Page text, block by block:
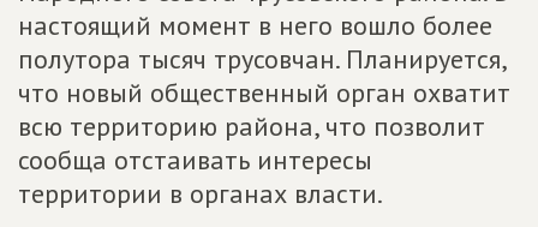
настоящий момент в него вошло более
полутора тысяч трусовчан. Планируется,
что новый общественный орган охватит
всю территорию района, что позволит
сообща отстаивать интересы
территории в органах власти.